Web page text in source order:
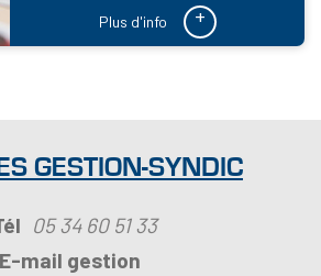
Plus d'info +
GESTION-SYNDIC
05 34 60 51 33
E-mail gestion